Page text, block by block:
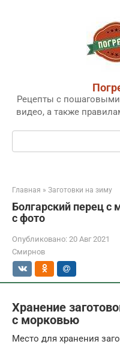
Рецепты с
видео, а также
Поиск:
Главная » Заготовки на зиму
Болгарский перец с
с фото
Опубликовано: 20 Авг 2021
Смирнов
Хранение
с морковью
Место для хранения